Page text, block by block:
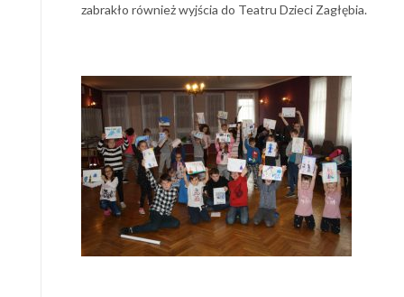
zabrakło również wyjścia do Teatru Dzieci Zagłębia.